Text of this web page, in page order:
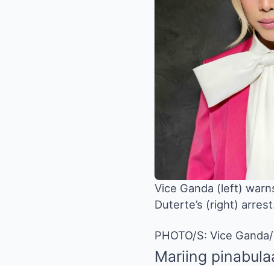
Vice Ganda (left)
Duterte’s (right)
PHOTO/S: Vice
Mariing